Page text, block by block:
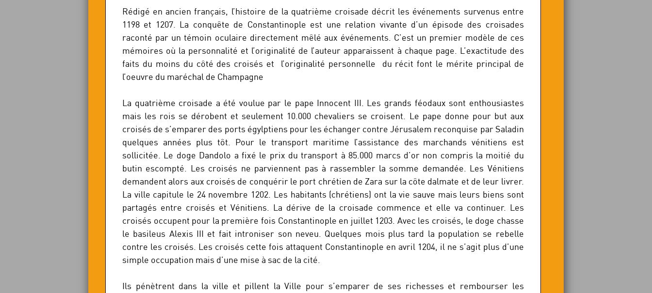
Rédigé en ancien français, l’histoire de la quatrième croisade décrit les événements survenus entre
1198 et 1207. La conquête de Constantinople est une relation vivante d’un épisode des croisades
raconté par un témoin oculaire directement mêlé aux événements. C’est un premier modèle de ces
mémoires où la personnalité et l’originalité de l’auteur apparaissent à chaque page. L’exactitude des
faits du moins du côté des croisés et l’originalité personnelle du récit font le mérite principal de
l’oeuvre du maréchal de Champagne
La quatrième croisade a été voulue par le pape Innocent III. Les grands féodaux sont enthousiastes
mais les rois se dérobent et seulement 10.000 chevaliers se croisent. Le pape donne pour but aux
croisés de s’emparer des ports égylptiens pour les échanger contre Jérusalem reconquise par Saladin
quelques années plus tôt. Pour le transport maritime l’assistance des marchands vénitiens est
sollicitée. Le doge Dandolo a fixé le prix du transport à 85.000 marcs d’or non compris la moitié du
butin escompté. Les croisés ne parviennent pas à rassembler la somme demandée. Les Vénitiens
demandent alors aux croisés de conquérir le port chrétien de Zara sur la côte dalmate et de leur livrer.
La ville capitule le 24 novembre 1202. Les habitants (chrétiens) ont la vie sauve mais leurs biens sont
partagés entre croisés et Vénitiens. La dérive de la croisade commence et elle va continuer. Les
croisés occupent pour la première fois Constantinople en juillet 1203. Avec les croisés, le doge chasse
le basileus Alexis III et fait introniser son neveu. Quelques mois plus tard la population se rebelle
contre les croisés. Les croisés cette fois attaquent Constantinople en avril 1204, il ne s’agit plus d’une
simple occupation mais d’une mise à sac de la cité.
Ils pénètrent dans la ville et pillent la Ville pour s’emparer de ses richesses et rembourser les